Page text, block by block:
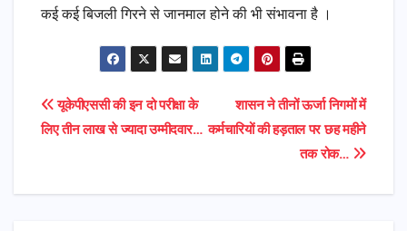
कई कई बिजली गिरने से जानमाल होने की भी संभावना है ।
Post
navigation
शासन ने तीनों ऊर्जा निगमों में
कर्मचारियों की हड़ताल पर छह महीने
तक रोक…
यूकेपीएससी की इन दो परीक्षा के
लिए तीन लाख से ज्यादा उम्मीदवार…